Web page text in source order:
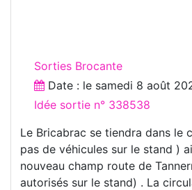
Sorties Brocante
Date : le samedi 8 août
Idée sortie n° 338538
Le Bricabrac se tiendra dans le
pas de véhicules sur le stand )
nouveau champ route de
autorisés sur le stand) . La